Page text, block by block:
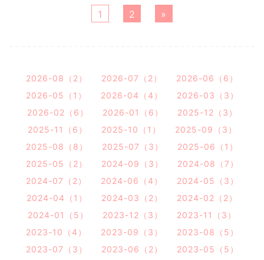
1 2 »
2026-08（2） 2026-07（2）
2026-06（6）
2026-05（1）
2026-04（4）
2026-03（3）
2026-02（6）
2026-01（6）
2025-12（3）
2025-11（6）
2025-10（1）
2025-09（3）
2025-08（8）
2025-07（3）
2025-06（1）
2025-05（2）
2024-09（3）
2024-08（7）
2024-07（2）
2024-06（4）
2024-05（3）
2024-04（1）
2024-03（2）
2024-02（2）
2024-01（5）
2023-12（3）
2023-11（3）
2023-10（4）
2023-09（3）
2023-08（5）
2023-07（3）
2023-06（2）
2023-05（5）